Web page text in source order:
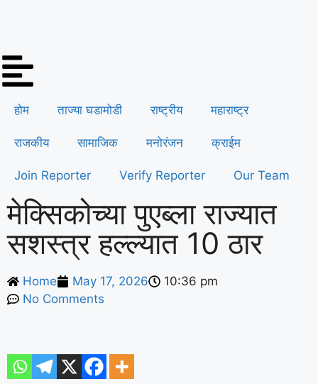
होम ताज्या घडामोडी राष्ट्रीय महाराष्ट्र
राजकीय सामाजिक मनोरंजन क्राईम
Join Reporter Verify Reporter Our Team
मेक्सिकोच्या पुएब्ला राज्यात
सशस्त्र हल्ल्यात 10 ठार
Home May 17, 2026
10:36 pm
No Comments